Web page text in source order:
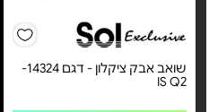
שואב אבק ציקלון - דגם 14324-
IS Q2